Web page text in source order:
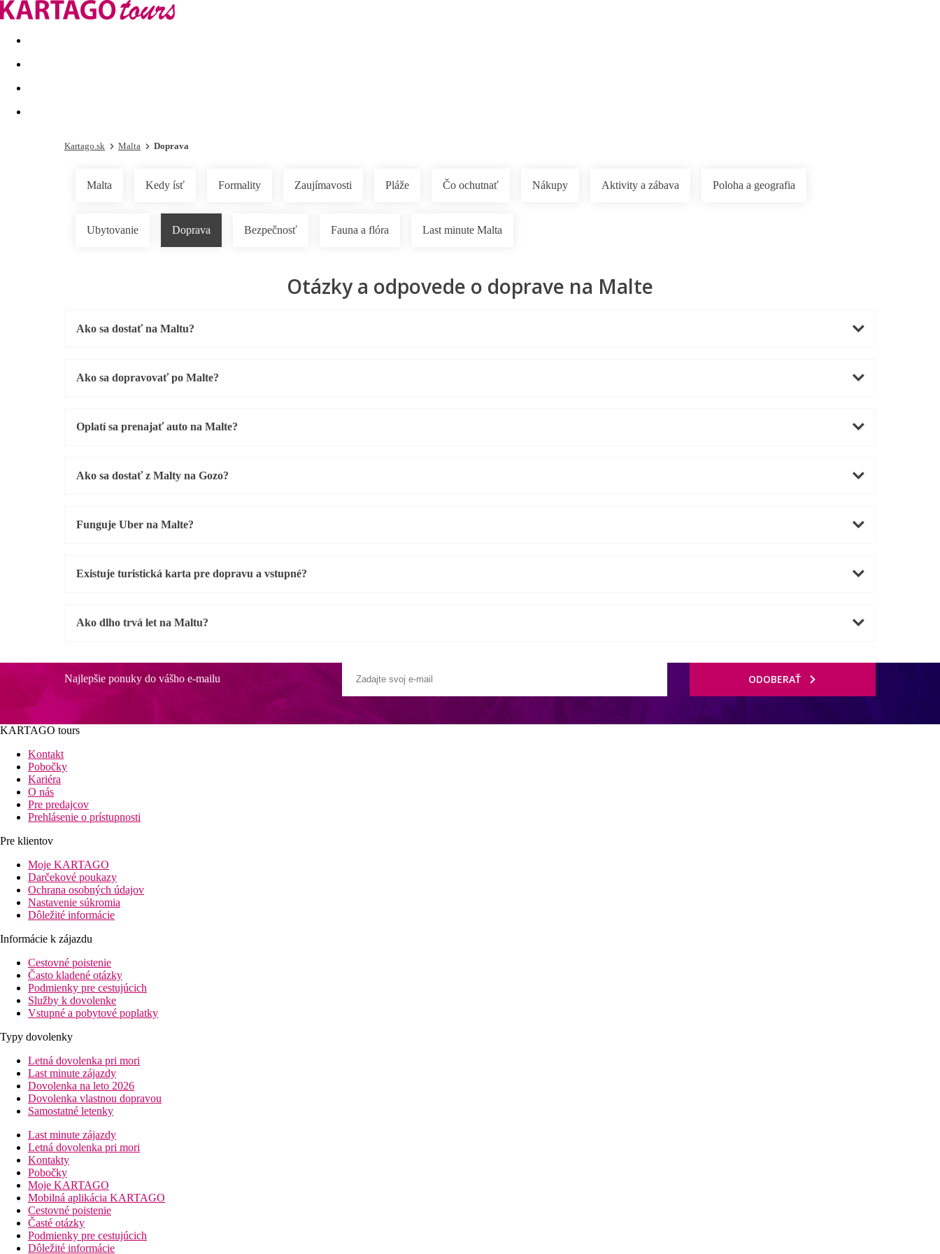
Last minute Dovolenkové kluby
Kartago.sk Malta Doprava
Malta Kedy ísť Formality Zaujímavosti Pláže Čo ochutnať Nákupy Aktivity a zábava Poloha a geografia
Ubytovanie Doprava Bezpečnosť Fauna a flóra Last minute Malta
Otázky a odpovede o doprave na Malte
Ako sa dostať na Maltu?
Ako sa dopravovať po Malte?
Oplatí sa prenajať auto na Malte?
Ako sa dostať z Malty na Gozo?
Funguje Uber na Malte?
Existuje turistická karta pre dopravu a vstupné?
Ako dlho trvá let na Maltu?
Najlepšie ponuky do vášho e-mailu ODOBERAŤ
KARTAGO tours
Kontakt
Pobočky
Kariéra
O nás
Pre predajcov
Prehlásenie o prístupnosti
Pre klientov
Moje KARTAGO
Darčekové poukazy
Ochrana osobných údajov
Nastavenie súkromia
Dôležité informácie
Informácie k zájazdu
Cestovné poistenie
Často kladené otázky
Podmienky pre cestujúcich
Služby k dovolenke
Vstupné a pobytové poplatky
Typy dovolenky
Letná dovolenka pri mori
Last minute zájazdy
Dovolenka na leto 2026
Dovolenka vlastnou dopravou
Samostatné letenky
Last minute zájazdy
Letná dovolenka pri mori
Kontakty
Pobočky
Moje KARTAGO
Mobilná aplikácia KARTAGO
Cestovné poistenie
Časté otázky
Podmienky pre cestujúcich
Dôležité informácie